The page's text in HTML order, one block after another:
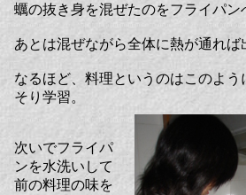
蠣の抜き身を混ぜたのをフライパン
あとは混ぜながら全体に熱が通れば
なるほど、料理というのはこのよう
そり学習。
次いでフライパ
ンを水洗いして
前の料理の味を